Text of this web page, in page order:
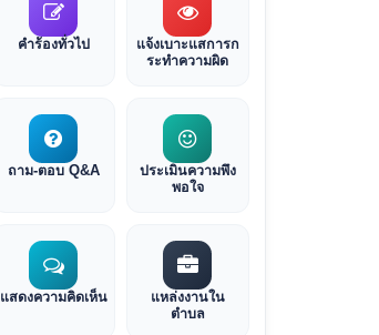
คำร้องทั่วไป
แจ้งเบาะแสการก
ระทำความผิด
ถาม-ตอบ Q&A
ประเมินความพึง
พอใจ
แสดงความคิดเห็น
แหล่งงานใน
ตำบล